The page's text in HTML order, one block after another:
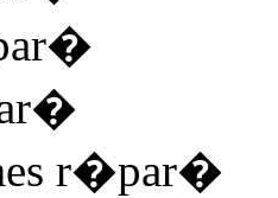
�
�
r�par�